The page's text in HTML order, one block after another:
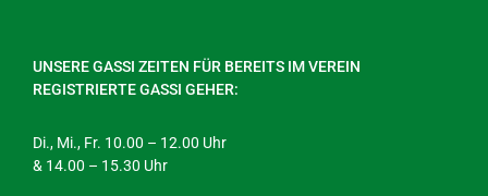
UNSERE GASSI ZEITEN FÜR BEREITS IM VEREIN
REGISTRIERTE GASSI GEHER:
Di., Mi., Fr. 10.00 – 12.00 Uhr
& 14.00 – 15.30 Uhr